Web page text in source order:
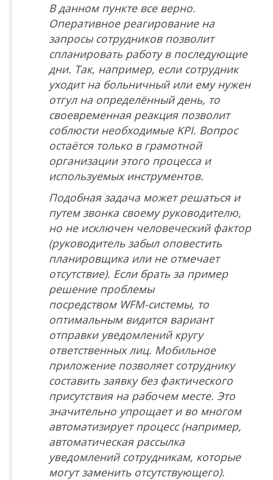
В данном пункте все верно.
Оперативное реагирование на
запросы сотрудников позволит
спланировать работу в последующие
дни. Так, например, если сотрудник
уходит на больничный или ему нужен
отгул на определённый день, то
своевременная реакция позволит
соблюсти необходимые KPI. Вопрос
остаётся только в грамотной
организации этого процесса и
используемых инструментов.
Подобная задача может решаться и
путем звонка своему руководителю,
но не исключен человеческий фактор
(руководитель забыл оповестить
планировщика или не отмечает
отсутствие). Если брать за пример
решение проблемы
посредством WFM-системы, то
оптимальным видится вариант
отправки уведомлений кругу
ответственных лиц. Мобильное
приложение позволяет сотруднику
составить заявку без фактического
присутствия на рабочем месте. Это
значительно упрощает и во многом
автоматизирует процесс (например,
автоматическая рассылка
уведомлений сотрудникам, которые
могут заменить отсутствующего).